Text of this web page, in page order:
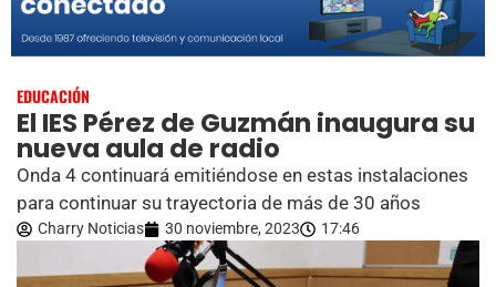
EDUCACIÓN
El IES Pérez de Guzmán inaugura su
nueva aula de radio
Onda 4 continuará emitiéndose en estas instalaciones
para continuar su trayectoria de más de 30 años
Charry Noticias 30 noviembre, 2023 17:46